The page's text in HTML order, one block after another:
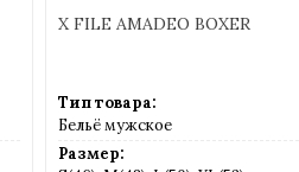
X FILE AMADEO BOXER
Тип товара:
Бельё мужское
Размер: